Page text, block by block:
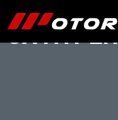
9X HYPER